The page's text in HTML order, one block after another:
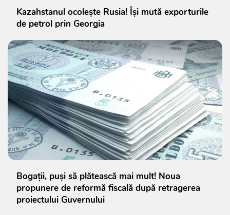
Kazahstanul ocolește Rusia! Își mută exporturile
de petrol prin Georgia
Bogații, puși să plătească mai mult! Noua
propunere de reformă fiscală după retragerea
proiectului Guvernului